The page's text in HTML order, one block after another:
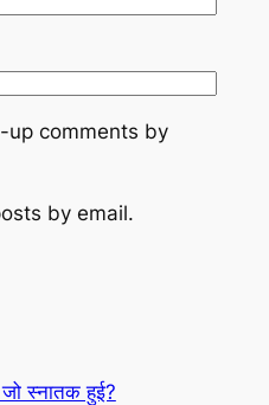
comments by
by email.
स्नातक हुई?